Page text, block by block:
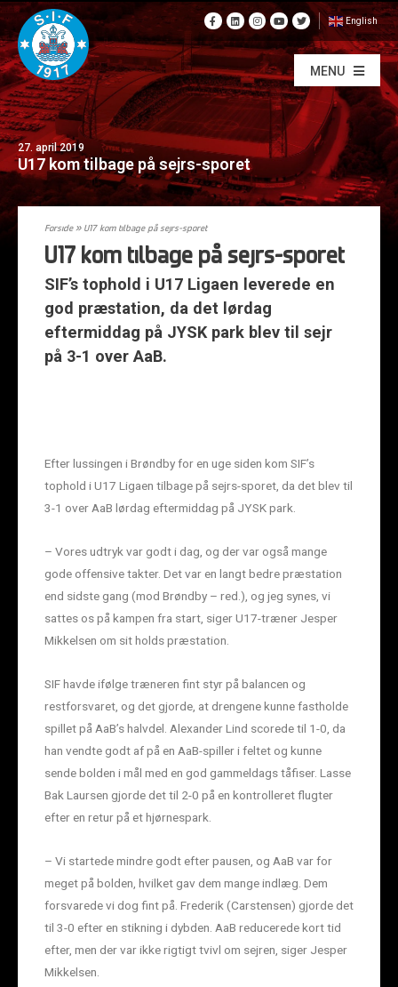
English
MENU
27. april 2019
U17 kom tilbage på sejrs-sporet
Forside» U17 kom tilbage på sejrs-sporet
U17 kom tilbage på sejrs-sporet
SIF’s tophold i U17 Ligaen leverede en
god præstation, da det lørdag
eftermiddag på JYSK park blev til sejr
på 3-1 over AaB.
Efter lussingen i Brøndby for en uge siden kom SIF’s
tophold i U17 Ligaen tilbage på sejrs-sporet, da det blev til
3-1 over AaB lørdag eftermiddag på JYSK park.
– Vores udtryk var godt i dag, og der var også mange
gode offensive takter. Det var en langt bedre præstation
end sidste gang (mod Brøndby – red.), og jeg synes, vi
sattes os på kampen fra start, siger U17-træner Jesper
Mikkelsen om sit holds præstation.
SIF havde ifølge træneren fint styr på balancen og
restforsvaret, og det gjorde, at drengene kunne fastholde
spillet på AaB’s halvdel. Alexander Lind scorede til 1-0, da
han vendte godt af på en AaB-spiller i feltet og kunne
sende bolden i mål med en god gammeldags tåfiser. Lasse
Bak Laursen gjorde det til 2-0 på en kontrolleret flugter
efter en retur på et hjørnespark.
– Vi startede mindre godt efter pausen, og AaB var for
meget på bolden, hvilket gav dem mange indlæg. Dem
forsvarede vi dog fint på. Frederik (Carstensen) gjorde det
til 3-0 efter en stikning i dybden. AaB reducerede kort tid
efter, men der var ikke rigtigt tvivl om sejren, siger Jesper
Mikkelsen.